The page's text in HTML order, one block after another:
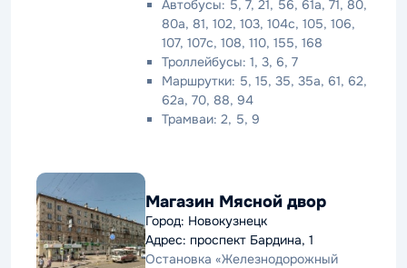
Автобусы: 5, 7, 21, 56, 61а, 71, 80,
80а, 81, 102, 103, 104с, 105, 106,
107, 107с, 108, 110, 155, 168
Троллейбусы: 1, 3, 6, 7
Маршрутки: 5, 15, 35, 35а, 61, 62,
62а, 70, 88, 94
Трамваи: 2, 5, 9
Магазин Мясной двор
Город: Новокузнецк
Адрес: проспект Бардина, 1
Остановка «Железнодорожный